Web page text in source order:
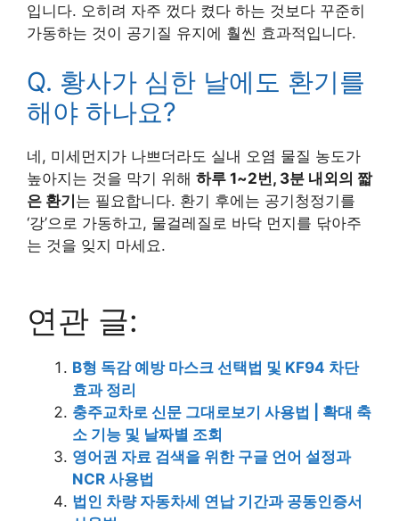
입니다. 오히려 자주 껐다 켰다 하는 것보다 꾸준히
가동하는 것이 공기질 유지에 훨씬 효과적입니다.
Q. 황사가 심한 날에도 환기를
해야 하나요?
네, 미세먼지가 나쁘더라도 실내 오염 물질 농도가
높아지는 것을 막기 위해 하루 1~2번, 3분 내외의 짧
은 환기 는 필요합니다. 환기 후에는 공기청정기를
‘강’으로 가동하고, 물걸레질로 바닥 먼지를 닦아주
는 것을 잊지 마세요.
연관 글:
B형 독감 예방 마스크 선택법 및 KF94 차단
효과 정리
충주교차로 신문 그대로보기 사용법 | 확대 축
소 기능 및 날짜별 조회
영어권 자료 검색을 위한 구글 언어 설정과
NCR 사용법
법인 차량 자동차세 연납 기간과 공동인증서